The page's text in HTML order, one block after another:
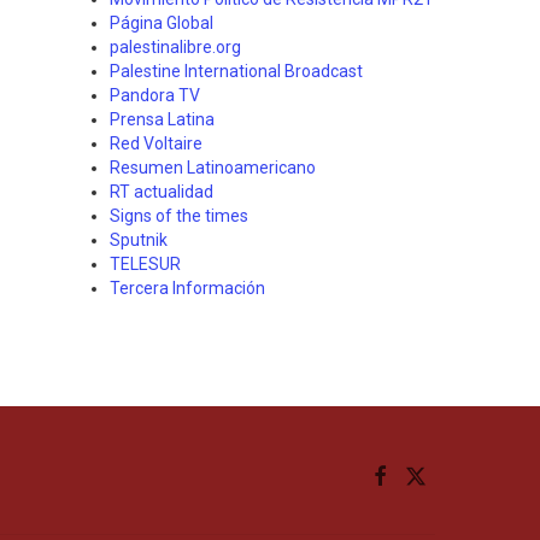
Página Global
palestinalibre.org
Palestine International Broadcast
Pandora TV
Prensa Latina
Red Voltaire
Resumen Latinoamericano
RT actualidad
Signs of the times
Sputnik
TELESUR
Tercera Información